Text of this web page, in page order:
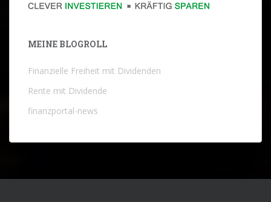
MEINE BLOGROLL
Finanzielle Freiheit mit Dividenden
Rente mit Dividende
finanzportal-news